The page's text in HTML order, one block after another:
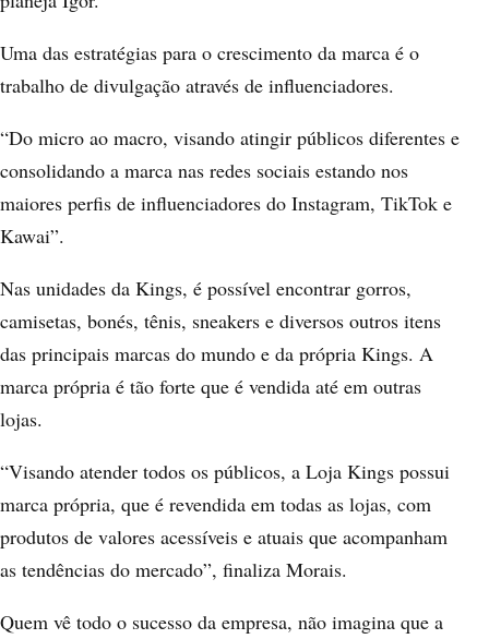
Uma das estratégias para o crescimento da marca é o
trabalho de divulgação através de influenciadores.
“Do micro ao macro, visando atingir públicos diferentes e
consolidando a marca nas redes sociais estando nos
maiores perfis de influenciadores do Instagram, TikTok e
Kawai”.
Nas unidades da Kings, é possível encontrar gorros,
camisetas, bonés, tênis, sneakers e diversos outros itens
das principais marcas do mundo e da própria Kings. A
marca própria é tão forte que é vendida até em outras
lojas.
“Visando atender todos os públicos, a Loja Kings possui
marca própria, que é revendida em todas as lojas, com
produtos de valores acessíveis e atuais que acompanham
as tendências do mercado”, finaliza Morais.
Quem vê todo o sucesso da empresa, não imagina que a